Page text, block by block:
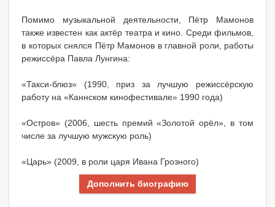
Помимо музыкальной деятельности, Пётр Мамонов
также известен как актёр театра и кино. Среди фильмов,
в которых снялся Пётр Мамонов в главной роли, работы
режиссёра Павла Лунгина:
«Такси-блюз» (1990, приз за лучшую режиссёрскую
работу на «Каннском кинофестивале» 1990 года)
«Остров» (2006, шесть премий «Золотой орёл», в том
числе за лучшую мужскую роль)
«Царь» (2009, в роли царя Ивана Грозного)
Дополнить биографию